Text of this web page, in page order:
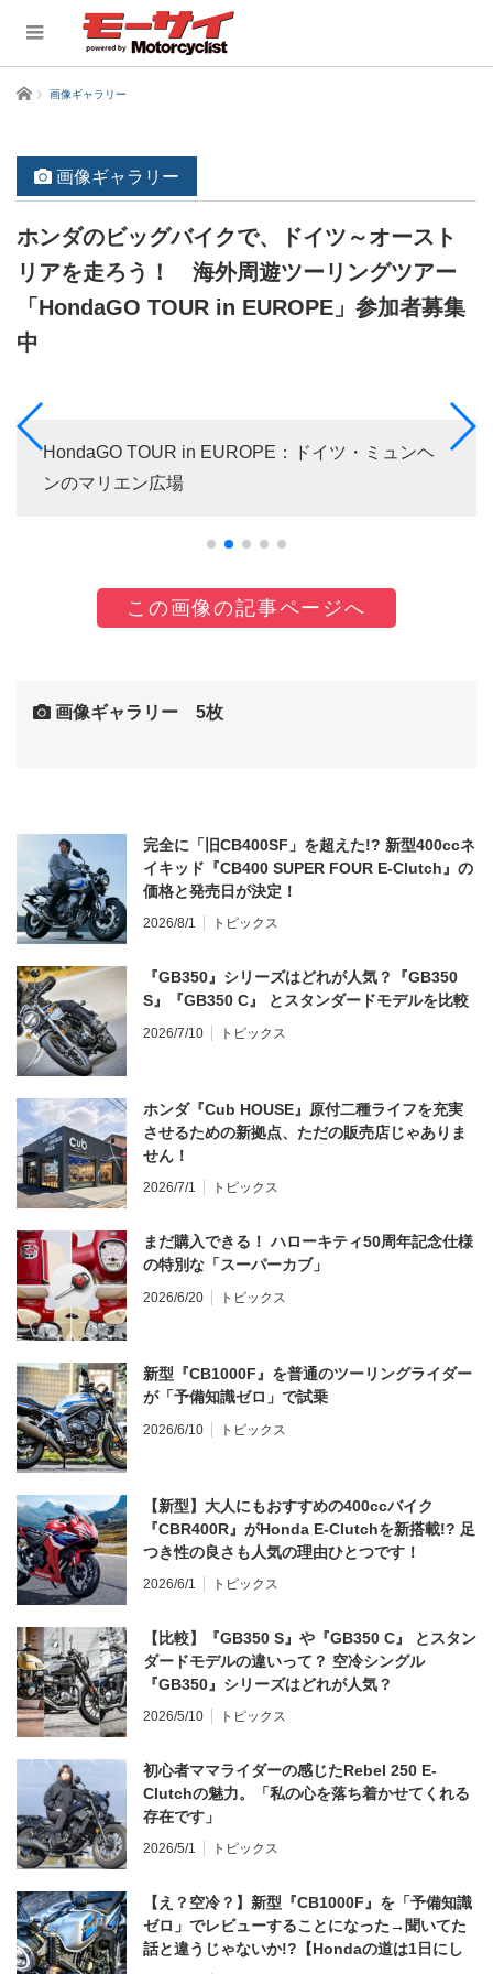
ホーム 画像ギャラリー
画像ギャラリー
ホンダのビッグバイクで、ドイツ～オースト
リアを走ろう！ 海外周遊ツーリングツアー
「HondaGO TOUR in EUROPE」参加者募集
中
HondaGO TOUR in EUROPE：ドイツ・ミュンヘ
ンのマリエン広場
この画像の記事ページへ
画像ギャラリー 5枚
完全に「旧CB400SF」を超えた!? 新型400ccネ
イキッド『CB400 SUPER FOUR E-Clutch』の
価格と発売日が決定！
2026/8/1 トピックス
『GB350』シリーズはどれが人気？『GB350
S』『GB350 C』 とスタンダードモデルを比較
2026/7/10 トピックス
ホンダ『Cub HOUSE』原付二種ライフを充実
させるための新拠点、ただの販売店じゃありま
せん！
2026/7/1 トピックス
まだ購入できる！ ハローキティ50周年記念仕様
の特別な「スーパーカブ」
2026/6/20 トピックス
新型『CB1000F』を普通のツーリングライダー
が「予備知識ゼロ」で試乗
2026/6/10 トピックス
【新型】大人にもおすすめの400ccバイク
『CBR400R』がHonda E-Clutchを新搭載!? 足
つき性の良さも人気の理由ひとつです！
2026/6/1 トピックス
【比較】『GB350 S』や『GB350 C』 とスタン
ダードモデルの違いって？ 空冷シングル
『GB350』シリーズはどれが人気？
2026/5/10 トピックス
初心者ママライダーの感じたRebel 250 E-
Clutchの魅力。「私の心を落ち着かせてくれる
存在です」
2026/5/1 トピックス
【え？空冷？】新型『CB1000F』を「予備知識
ゼロ」でレビューすることになった→聞いてた
話と違うじゃないか!?【Hondaの道は1日にし